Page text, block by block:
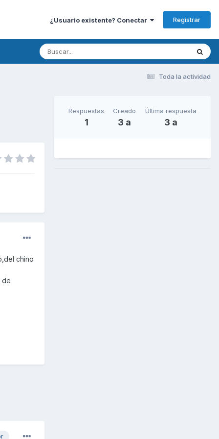
¿Usuario existente? Conectar Registrar
Toda la actividad
chino
de
Respuestas
1
Creado
3 a
Última respuesta
3 a